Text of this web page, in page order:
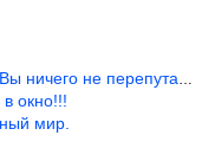
ничего не перепутали?
окно!!!
мир.